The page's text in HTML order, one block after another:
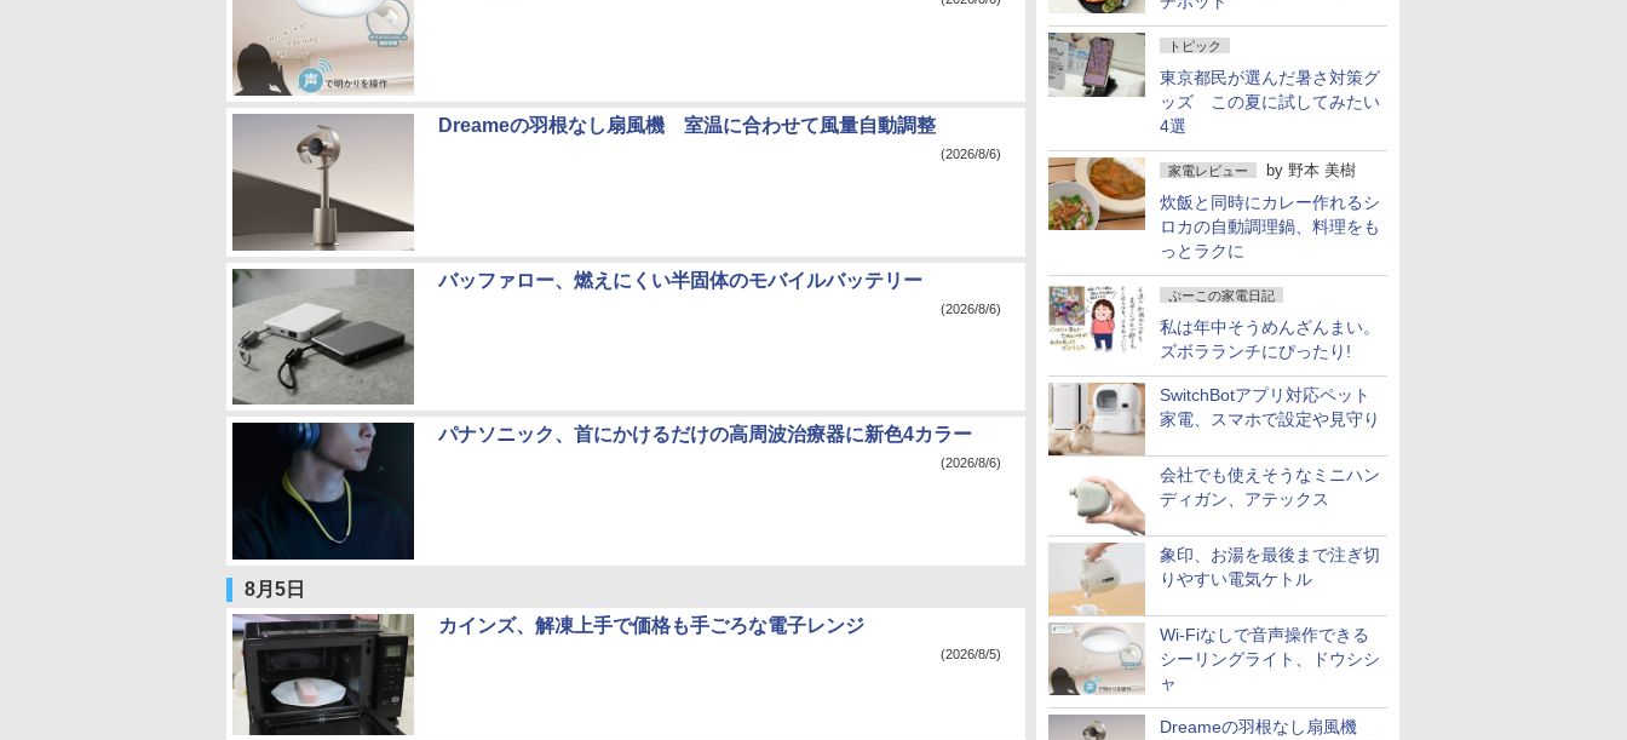
トピック
東京都民が選んだ暑さ対策グ
ッズ この夏に試してみたい
4選
家電レビュー by 野本 美樹
炊飯と同時にカレー作れるシ
ロカの自動調理鍋、料理をも
っとラクに
ぷーこの家電日記
私は年中そうめんざんまい。
ズボラランチにぴったり!
SwitchBotアプリ対応ペット
家電、スマホで設定や見守り
会社でも使えそうなミニハン
ディガン、アテックス
象印、お湯を最後まで注ぎ切
りやすい電気ケトル
Wi-Fiなしで音声操作できる
シーリングライト、ドウシシ
ャ
Dreameの羽根なし扇風機
Dreameの羽根なし扇風機 室温に合わせて風量自動調整
(2026/8/6)
バッファロー、燃えにくい半固体のモバイルバッテリー
(2026/8/6)
パナソニック、首にかけるだけの高周波治療器に新色4カラー
(2026/8/6)
8月5日
カインズ、解凍上手で価格も手ごろな電子レンジ
(2026/8/5)